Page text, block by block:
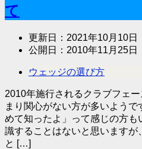
て
更新日： 2021年10月10日
公開日： 2010年11月25日
ウェッジの選び方
2010年施行されるクラブフェ
まり関心がない方が多いよう
めて知ったよ」って感じの方
識することはないと思います
と […]